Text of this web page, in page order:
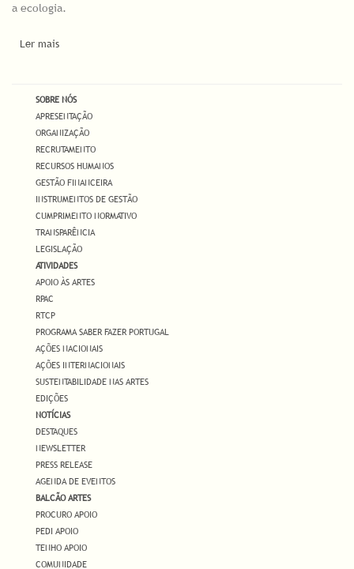
a ecologia.
Ler mais
SOBRE NÓS
APRESENTAÇÃO
ORGANIZAÇÃO
RECRUTAMENTO
RECURSOS HUMANOS
GESTÃO FINANCEIRA
INSTRUMENTOS DE GESTÃO
CUMPRIMENTO NORMATIVO
TRANSPARÊNCIA
LEGISLAÇÃO
ATIVIDADES
APOIO ÀS ARTES
RPAC
RTCP
PROGRAMA SABER FAZER PORTUGAL
AÇÕES NACIONAIS
AÇÕES INTERNACIONAIS
SUSTENTABILIDADE NAS ARTES
EDIÇÕES
NOTÍCIAS
DESTAQUES
NEWSLETTER
PRESS RELEASE
AGENDA DE EVENTOS
BALCÃO ARTES
PROCURO APOIO
PEDI APOIO
TENHO APOIO
COMUNIDADE